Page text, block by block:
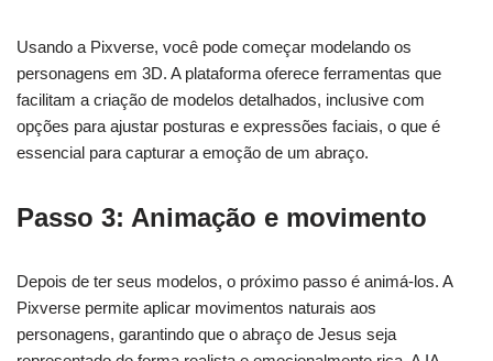
Usando a Pixverse, você pode começar modelando os
personagens em 3D. A plataforma oferece ferramentas que
facilitam a criação de modelos detalhados, inclusive com
opções para ajustar posturas e expressões faciais, o que é
essencial para capturar a emoção de um abraço.
Passo 3: Animação e movimento
Depois de ter seus modelos, o próximo passo é animá-los. A
Pixverse permite aplicar movimentos naturais aos
personagens, garantindo que o abraço de Jesus seja